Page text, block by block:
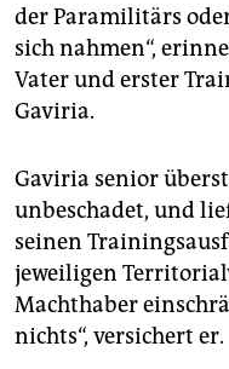
der Paramilitärs
sich nahmen“,
Vater und erster
Gaviria.
Gaviria senior
unbeschadet, und
seinen
jeweiligen
Machthaber
nichts“, versichert er.